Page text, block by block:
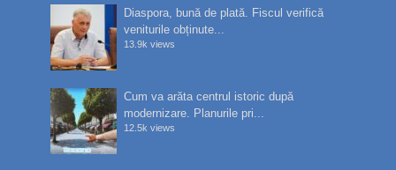
Diaspora, bună de plată. Fiscul verifică
veniturile obținute...
13.9k views
Cum va arăta centrul istoric după
modernizare. Planurile pri...
12.5k views